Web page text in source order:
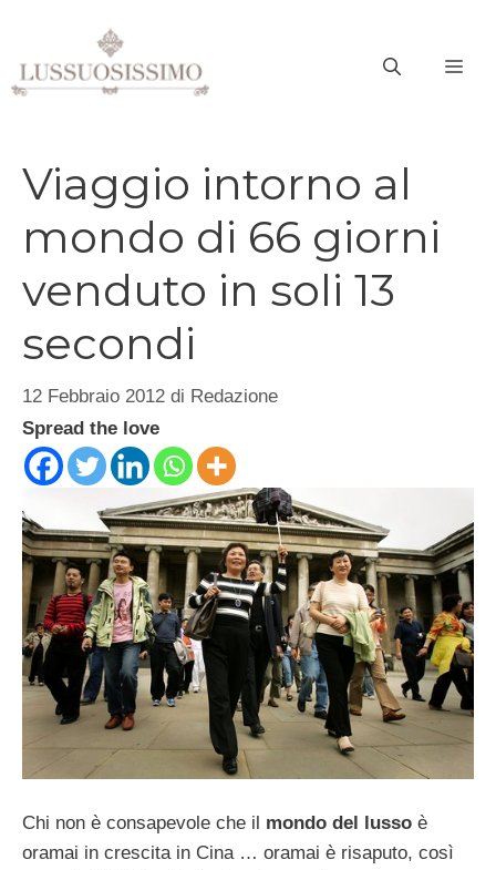
contenuto
Viaggio intorno al
mondo di 66 giorni
venduto in soli 13
secondi
12 Febbraio 2012 di Redazione
Spread the love
Chi non è consapevole che il mondo del lusso è
oramai in crescita in Cina … oramai è risaputo, così